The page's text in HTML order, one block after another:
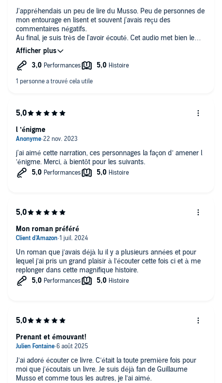
J'appréhendais un peu de lire du Musso. Peu de personnes de
mon entourage en lisent et souvent j'avais reçu des
commentaires négatifs.
Au final, je suis très de l'avoir écouté. Cet audio met bien le
texte en valeur. Et puis nous avons une voix d'homme et une
voix de femme, ce qui est assez rare.
J'ai beaucoup aimé le dénouement, beaucoup de suspense. Je
j'ai aimé cette narration, ces personnages la façon d’ amener l
’énigme. Merci, à bientôt pour les suivants.
l ’énigme
Un roman que j’avais déjà lu il y a plusieurs années et pour
lequel j’ai pris un grand plaisir à l’écouter cette fois ci et à me
replonger dans cette magnifique histoire.
Mon roman préféré
J’ai adoré écouter ce livre. C’était la toute première fois pour
moi que j’écoutais un livre. Je suis déjà fan de Guillaume
Musso et comme tous les autres, je l’ai aimé.
Prenant et émouvant!